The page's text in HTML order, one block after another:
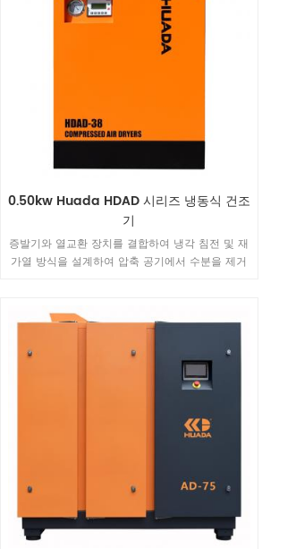
0.50kw Huada HDAD 시리즈 냉동식 건조
기
증발기와 열교환 장치를 결합하여 냉각 침전 및 재
가열 방식을 설계하여 압축 공기에서 수분을 제거
냉매 압축기와 공냉식 응축기, 친환경 냉매를 사용
하고 있습니다. 전체 기계는 에너지를 절약하고 환
경 친화적입니다. 압력 이슬점이 3°C 이상인 압축
공기 사용 상황에 선호되는 장비입니다!